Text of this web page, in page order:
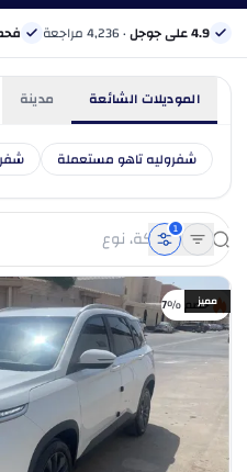
4.9 على جوجل · 4,236 مراجعة فحص
الموديلات الشائعة مدينة
شفروليه تاهو مستعملة
1
خصم %7مميز